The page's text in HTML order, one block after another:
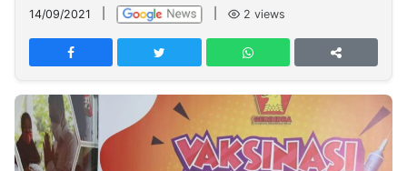
PT
TREETAN
MULTIMEDIA
INDONESIA
Partner
14/09/2021 2 views